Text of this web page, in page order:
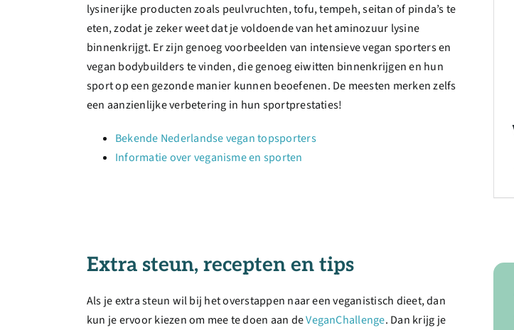
lysinerijke producten zoals peulvruchten, tofu, tempeh, seitan of pinda’s te
eten, zodat je zeker weet dat je voldoende van het aminozuur lysine
binnenkrijgt. Er zijn genoeg voorbeelden van intensieve vegan sporters en
vegan bodybuilders te vinden, die genoeg eiwitten binnenkrijgen en hun
sport op een gezonde manier kunnen beoefenen. De meesten merken zelfs
een aanzienlijke verbetering in hun sportprestaties!
Bekende Nederlandse vegan topsporters
Informatie over veganisme en sporten
Extra steun, recepten en tips
Als je extra steun wil bij het overstappen naar een veganistisch dieet, dan
kun je ervoor kiezen om mee te doen aan deVeganChallenge. Dan krijg je